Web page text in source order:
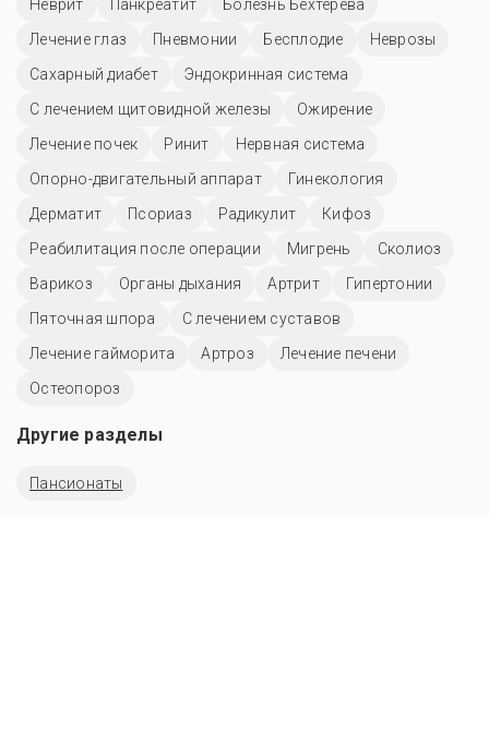
Неврит
Панкреатит
Болезнь Бехтерева
Лечение глаз
Пневмонии Бесплодие
Неврозы
Сахарный диабет
Эндокринная система
С лечением щитовидной железы
Ожирение
Лечение почек
Ринит
Нервная система
Опорно-двигательный аппарат
Гинекология
Дерматит
Псориаз Радикулит
Кифоз
Реабилитация после операции
Мигрень
Сколиоз
Варикоз
Органы дыхания Артрит
Гипертонии
Пяточная шпора
С лечением суставов
Лечение гайморита
Артроз
Лечение печени
Остеопороз
Другие разделы
Пансионаты